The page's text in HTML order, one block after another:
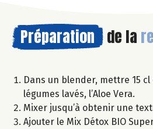
Préparation de la
Dans un blender, mettre 15 cl
légumes lavés, l’Aloe Vera.
Mixer jusqu’à obtenir une
Ajouter le Mix Détox BIO